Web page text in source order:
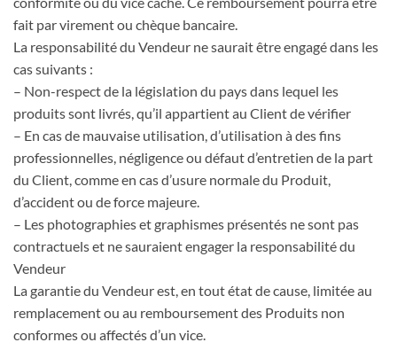
fait par virement ou chèque bancaire.
La responsabilité du Vendeur ne saurait être engagé dans les
cas suivants :
– Non-respect de la législation du pays dans lequel les
produits sont livrés, qu’il appartient au Client de vérifier
– En cas de mauvaise utilisation, d’utilisation à des fins
professionnelles, négligence ou défaut d’entretien de la part
du Client, comme en cas d’usure normale du Produit,
d’accident ou de force majeure.
– Les photographies et graphismes présentés ne sont pas
contractuels et ne sauraient engager la responsabilité du
Vendeur
La garantie du Vendeur est, en tout état de cause, limitée au
remplacement ou au remboursement des Produits non
conformes ou affectés d’un vice.